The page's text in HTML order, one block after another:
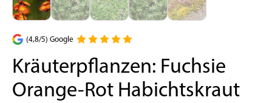
(4,8/5) Google
Kräuterpflanzen: Fuchsie
Orange-Rot Habichtskraut